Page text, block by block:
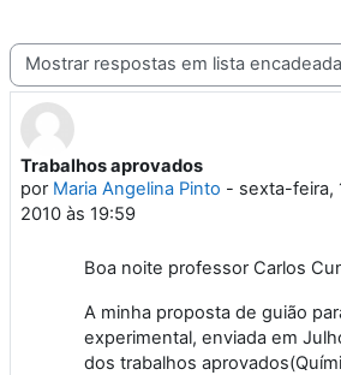
Modo de visualização
Trabalhos aprovados
por Maria Angelina Pinto - sexta-feira,
2010 às 19:59
Número de respostas: 0
Boa noite professor Carlos
A minha proposta de guião
experimental, enviada em
dos trabalhos